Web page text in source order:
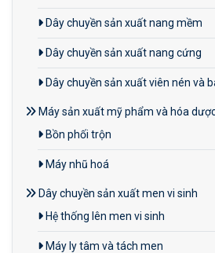
Dây chuyền sản xuất nang mềm
Dây chuyền sản xuất nang cứng
Dây chuyền sản xuất viên nén và
Máy sản xuất mỹ phẩm và hóa
Bồn phối trộn
Máy nhũ hoá
Dây chuyền sản xuất men vi sinh
Hệ thống lên men vi sinh
Máy ly tâm và tách men